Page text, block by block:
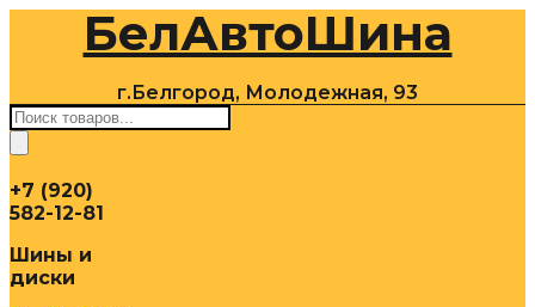
содержимомуБелАвтоШина
г.Белгород, Молодежная, 93
Поиск
товаров
+7 (920)
582-12-81
Шины и
диски